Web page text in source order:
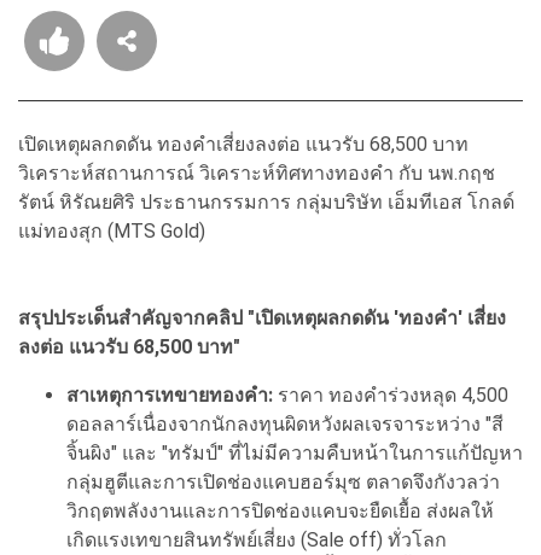
เปิดเหตุผลกดดัน ทองคำเสี่ยงลงต่อ แนวรับ 68,500 บาท
วิเคราะห์สถานการณ์ วิเคราะห์ทิศทางทองคำ กับ นพ.กฤช
รัตน์ หิรัณยศิริ ประธานกรรมการ กลุ่มบริษัท เอ็มทีเอส โกลด์
แม่ทองสุก (MTS Gold)
สรุปประเด็นสำคัญจากคลิป "เปิดเหตุผลกดดัน 'ทองคำ' เสี่ยง
ลงต่อ แนวรับ 68,500 บาท"
สาเหตุการเทขายทองคำ: ราคา ทองคำร่วงหลุด 4,500
ดอลลาร์เนื่องจากนักลงทุนผิดหวังผลเจรจาระหว่าง "สี
จิ้นผิง" และ "ทรัมป์" ที่ไม่มีความคืบหน้าในการแก้ปัญหา
กลุ่มฮูตีและการเปิดช่องแคบฮอร์มุซ ตลาดจึงกังวลว่า
วิกฤตพลังงานและการปิดช่องแคบจะยืดเยื้อ ส่งผลให้
เกิดแรงเทขายสินทรัพย์เสี่ยง (Sale off) ทั่วโลก